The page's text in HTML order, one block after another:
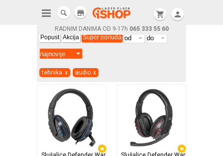
RADNIM DANIMA OD 9-17h 065 333 55 60
shopping_cart person
store
Popust Akcija Super ponuda
tehnika x audio x